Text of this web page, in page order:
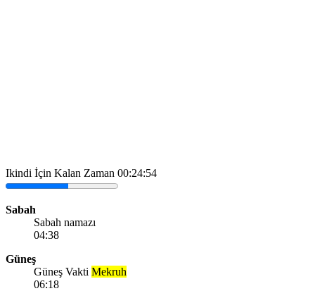
Ikindi İçin Kalan Zaman 00:24:54
Sabah
Sabah namazı
04:38
Güneş
Güneş Vakti Mekruh
06:18